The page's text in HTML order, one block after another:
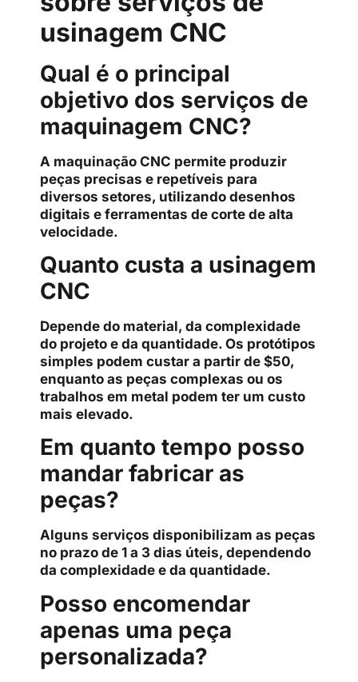
usinagem CNC
Qual é o principal
objetivo dos serviços de
maquinagem CNC?
A maquinação CNC permite produzir
peças precisas e repetíveis para
diversos setores, utilizando desenhos
digitais e ferramentas de corte de alta
velocidade.
Quanto custa a usinagem
CNC
Depende do material, da complexidade
do projeto e da quantidade. Os protótipos
simples podem custar a partir de $50,
enquanto as peças complexas ou os
trabalhos em metal podem ter um custo
mais elevado.
Em quanto tempo posso
mandar fabricar as
peças?
Alguns serviços disponibilizam as peças
no prazo de 1 a 3 dias úteis, dependendo
da complexidade e da quantidade.
Posso encomendar
apenas uma peça
personalizada?